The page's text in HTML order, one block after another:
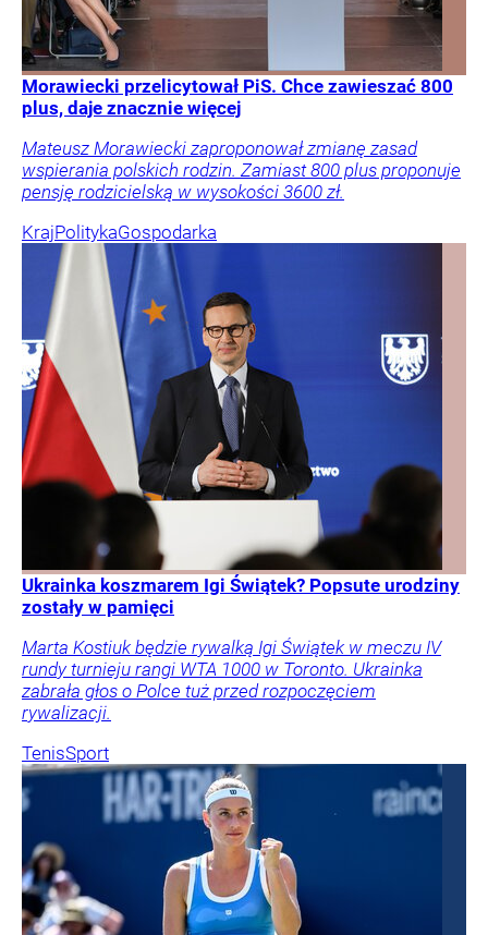
Morawiecki przelicytował PiS. Chce zawieszać 800
plus, daje znacznie więcej
Mateusz Morawiecki zaproponował zmianę zasad
wspierania polskich rodzin. Zamiast 800 plus proponuje
pensję rodzicielską w wysokości 3600 zł.
KrajPolitykaGospodarka
Ukrainka koszmarem Igi Świątek? Popsute urodziny
zostały w pamięci
Marta Kostiuk będzie rywalką Igi Świątek w meczu IV
rundy turnieju rangi WTA 1000 w Toronto. Ukrainka
zabrała głos o Polce tuż przed rozpoczęciem
rywalizacji.
TenisSport